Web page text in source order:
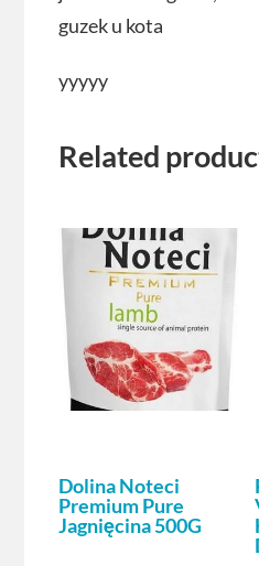
guzek u kota
yyyyy
Related
Dolina Noteci
Premium Pure
Jagnięcina 500G